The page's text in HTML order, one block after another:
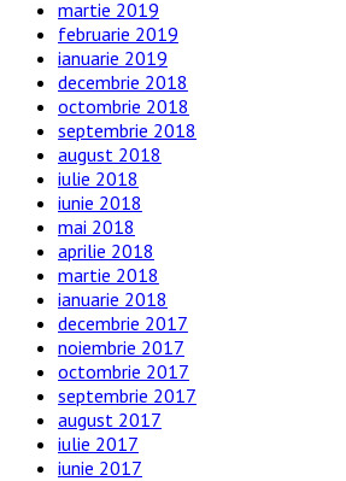
martie 2019
februarie 2019
ianuarie 2019
decembrie 2018
octombrie 2018
septembrie 2018
august 2018
iulie 2018
iunie 2018
mai 2018
aprilie 2018
martie 2018
ianuarie 2018
decembrie 2017
noiembrie 2017
octombrie 2017
septembrie 2017
august 2017
iulie 2017
iunie 2017